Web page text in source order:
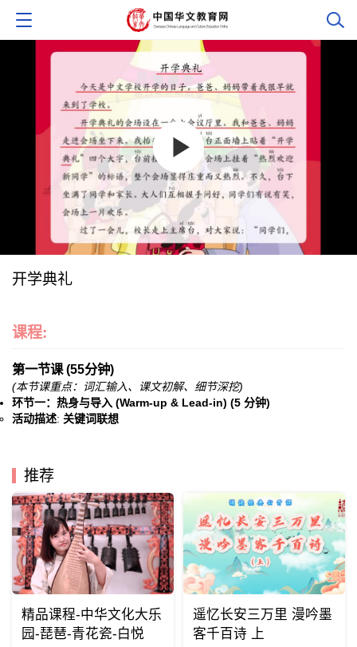
开学典礼
课程:
第一节课 (55分钟)
(本节课重点：词汇输入、课文初解、细节深挖)
环节一：热身与导入 (Warm-up & Lead-in) (5 分钟)
活动描述: 关键词联想
推荐
精品课程-中华文化大乐
园-琵琶-青花瓷-白悦
遥忆长安三万里 漫吟墨
客千百诗 上